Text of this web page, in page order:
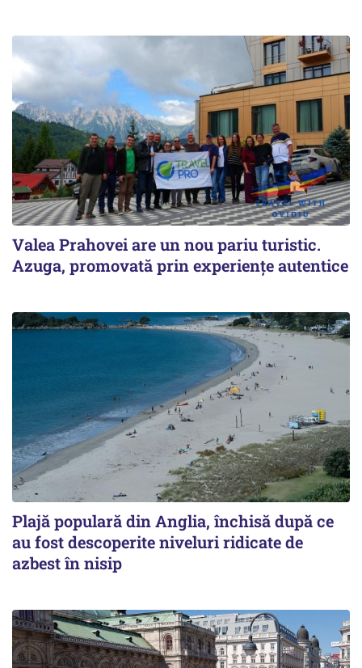
Valea Prahovei are un nou pariu turistic.
Azuga, promovată prin experiențe autentice
Plajă populară din Anglia, închisă după ce
au fost descoperite niveluri ridicate de
azbest în nisip